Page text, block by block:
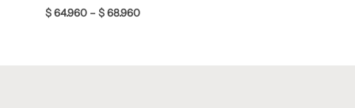
$64.960 –$68.960